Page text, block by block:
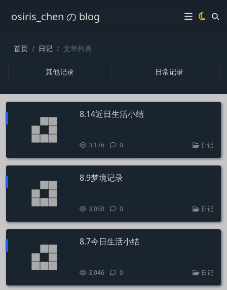
osiris_chen の blog
首页 日记 文章列表
其他记录 日常记录
8.14近日生活小结
3,176 0 日记
8.9梦境记录
3,050 0 日记
8.7今日生活小结
3,046 0 日记